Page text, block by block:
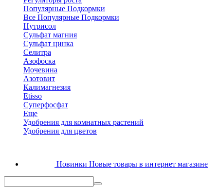
Популярные Подкормки
Все Популярные Подкормки
Нутрисол
Сульфат магния
Сульфат цинка
Селитра
Азофоска
Мочевина
Азотовит
Калимагнезия
Etisso
Суперфосфат
Еще
Удобрения для комнатных растений
Удобрения для цветов
Новинки Новые товары в интернет магазине